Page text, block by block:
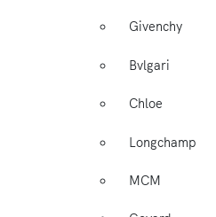
Givenchy
Bvlgari
Chloe
Longchamp
MCM